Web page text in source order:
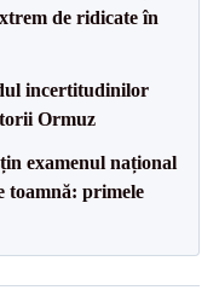
de ridicate în
incertitudinilor
Ormuz
examenul național
toamnă: primele